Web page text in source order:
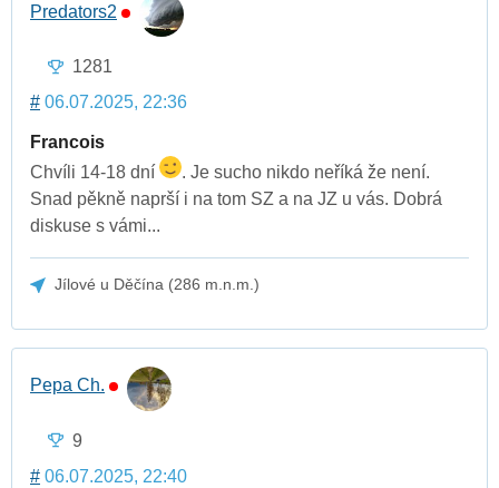
Predators2
1281
# 06.07.2025, 22:36
Francois
Chvíli 14-18 dní
. Je sucho nikdo neříká že není.
Snad pěkně naprší i na tom SZ a na JZ u vás. Dobrá
diskuse s vámi...
Jílové u Děčína (286 m.n.m.)
Pepa Ch.
9
# 06.07.2025, 22:40